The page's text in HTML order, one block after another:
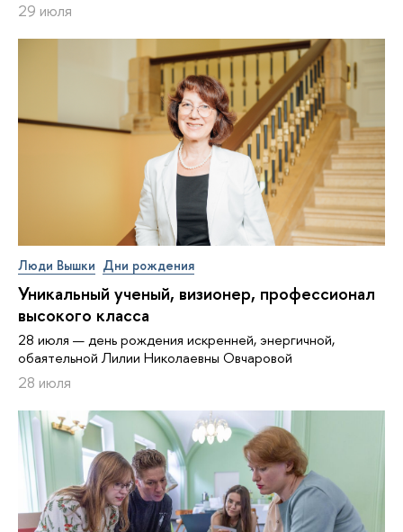
29 июля
Люди Вышки Дни рождения
Уникальный ученый, визионер, про­фес­си­о­нал
высокого класса
28 июля — день рождения искренней, энергичной,
обаятельной Лилии Николаевны Овчаровой
28 июля